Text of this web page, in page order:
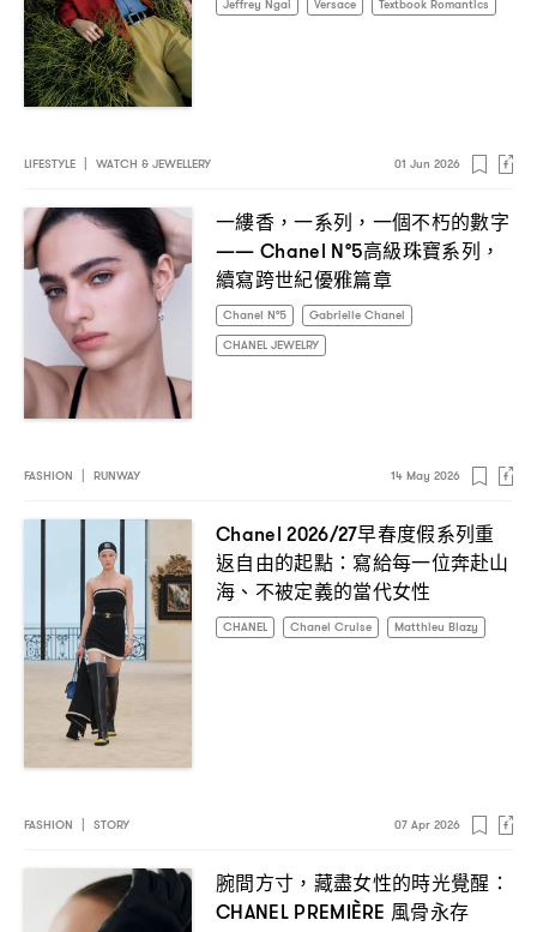
Jeffrey Ngai Versace Textbook Romantics
LIFESTYLE WATCH & JEWELLERY 01 Jun 2026
一縷香 ，一系列 ， 一個不朽的數字
—— Chanel N°5高級珠寶系列 ，
續寫跨世紀優雅篇章
Chanel N°5
Gabrielle Chanel
CHANEL JEWELRY
FASHION RUNWAY 14 May 2026
Chanel 2026/27早春度假系列重
返自由的起點： 寫給每一位奔赴山
海、不被定義的當代女性
CHANEL Chanel Cruise Matthieu Blazy
FASHION STORY 07 Apr 2026
腕間方寸 ， 藏盡女性的時光覺醒 ：
CHANEL PREMIÈRE 風骨永存